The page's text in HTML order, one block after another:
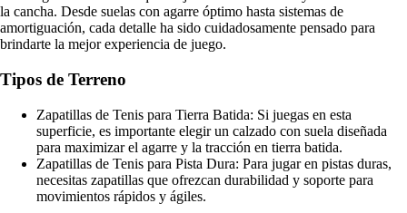
la cancha. Desde suelas con agarre óptimo hasta sistemas de
amortiguación, cada detalle ha sido cuidadosamente pensado para
brindarte la mejor experiencia de juego.
Tipos de Terreno
Zapatillas de Tenis para Tierra Batida: Si juegas en esta
superficie, es importante elegir un calzado con suela diseñada
para maximizar el agarre y la tracción en tierra batida.
Zapatillas de Tenis para Pista Dura: Para jugar en pistas duras,
necesitas zapatillas que ofrezcan durabilidad y soporte para
movimientos rápidos y ágiles.